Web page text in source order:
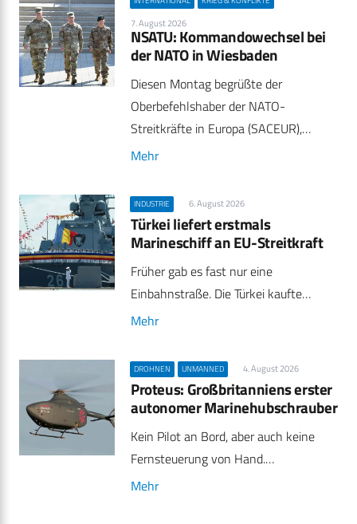
7. August 2026
NSATU: Kommandowechsel bei
der NATO in Wiesbaden
Diesen Montag begrüßte der
Oberbefehlshaber der NATO-
Streitkräfte in Europa (SACEUR),…
Mehr
INDUSTRIE 6. August 2026
Türkei liefert erstmals
Marineschiff an EU-Streitkraft
Früher gab es fast nur eine
Einbahnstraße. Die Türkei kaufte…
Mehr
DROHNEN UNMANNED 4. August 2026
Proteus: Großbritanniens erster
autonomer Marinehubschrauber
Kein Pilot an Bord, aber auch keine
Fernsteuerung von Hand.…
Mehr